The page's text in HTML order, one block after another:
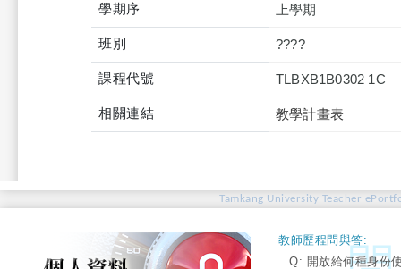
學期序 上學期
班別 ????
課程代號 TLBXB1B0302 1C
相關連結 教學計畫表
Tamkang University Teacher
教師歷程問與答:
Q: 開放給何種身份